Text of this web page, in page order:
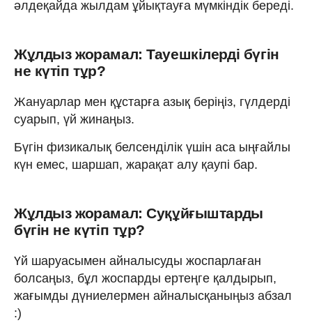
әлдеқайда жылдам ұйықтауға мүмкіндік береді.
Жұлдыз жорамал: Тауешкілерді бүгін
не күтіп тұр?
Жануарлар мен құстарға азық беріңіз, гүлдерді
суарып, үй жинаңыз.
Бүгін физикалық белсенділік үшін аса ыңғайлы
күн емес, шаршап, жарақат алу қаупі бар.
Жұлдыз жорамал: Суқұйғыштарды
бүгін не күтіп тұр?
Үй шаруасымен айналысуды жоспарлаған
болсаңыз, бұл жоспарды ертеңге қалдырып,
жағымды дүниелермен айналысқаныңыз абзал
:)